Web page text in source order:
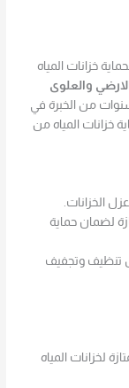
خزانات المياه
والعلوى
من الخبرة في
خزانات المياه من
الخزانات.
لضمان حماية
تنظيف وتجفيف
لخزانات المياه